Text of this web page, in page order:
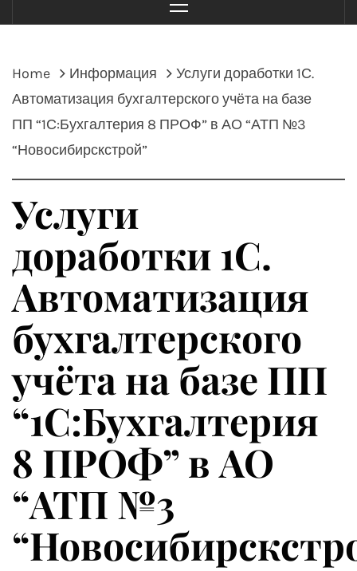
Menu
Home Информация
Услуги доработки 1С.
Автоматизация бухгалтерского учёта на базе
ПП “1С:Бухгалтерия 8 ПРОФ” в АО “АТП №3
“Новосибирскстрой”
Услуги
доработки 1С.
Автоматизация
бухгалтерского
учёта на базе ПП
“1С:Бухгалтерия
8 ПРОФ” в АО
“АТП №3